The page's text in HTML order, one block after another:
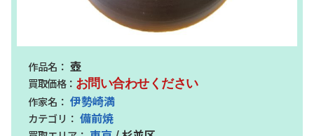
壺
お問い合わせください
伊勢崎満
備前焼